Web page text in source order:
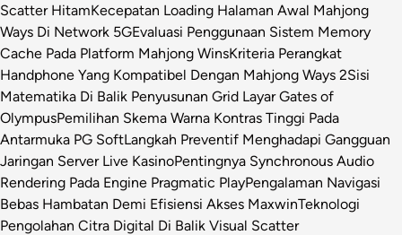
Scatter HitamKecepatan Loading Halaman Awal Mahjong
Ways Di Network 5GEvaluasi Penggunaan Sistem Memory
Cache Pada Platform Mahjong WinsKriteria Perangkat
Handphone Yang Kompatibel Dengan Mahjong Ways 2Sisi
Matematika Di Balik Penyusunan Grid Layar Gates of
OlympusPemilihan Skema Warna Kontras Tinggi Pada
Antarmuka PG SoftLangkah Preventif Menghadapi Gangguan
Jaringan Server Live KasinoPentingnya Synchronous Audio
Rendering Pada Engine Pragmatic PlayPengalaman Navigasi
Bebas Hambatan Demi Efisiensi Akses MaxwinTeknologi
Pengolahan Citra Digital Di Balik Visual Scatter